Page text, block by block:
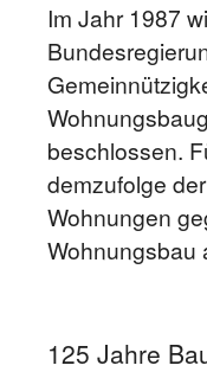
Im Jahr 1987
beschlossen.
demzufolge
Wohnungen
Wohnungsbau
125 Jahre